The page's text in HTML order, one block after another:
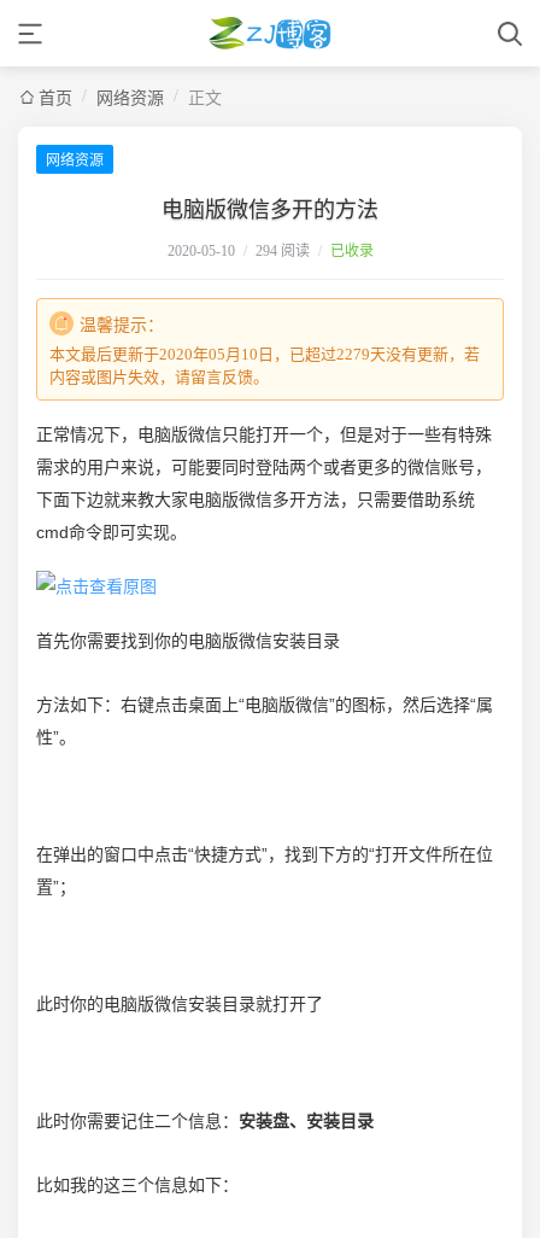
首页 / 网络资源 / 正文
网络资源
电脑版微信多开的方法
2020-05-10 / 294 阅读 / 已收录
温馨提示：
本文最后更新于2020年05月10日，已超过2279天没有更新，若
内容或图片失效，请留言反馈。
正常情况下，电脑版微信只能打开一个，但是对于一些有特殊
需求的用户来说，可能要同时登陆两个或者更多的微信账号，
下面下边就来教大家电脑版微信多开方法，只需要借助系统
cmd命令即可实现。
首先你需要找到你的电脑版微信安装目录
方法如下：右键点击桌面上“电脑版微信”的图标，然后选择“属
性”。
在弹出的窗口中点击“快捷方式”，找到下方的“打开文件所在位
置”；
此时你的电脑版微信安装目录就打开了
此时你需要记住二个信息： 安装盘、安装目录
比如我的这三个信息如下：